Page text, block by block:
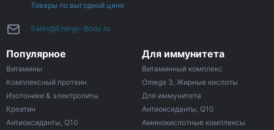
Товары по выгодной цене
Sales@Energy-Body.ru
Популярное
Витамины
Комплексный протеин
Изотоники & электролиты
Креатин
Антиоксиданты, Q10
Для иммунитета
Витаминный комплекс
Omega 3, Жирные кислоты
Для иммунитета
Антиоксиданты, Q10
Аминокислотные комплексы